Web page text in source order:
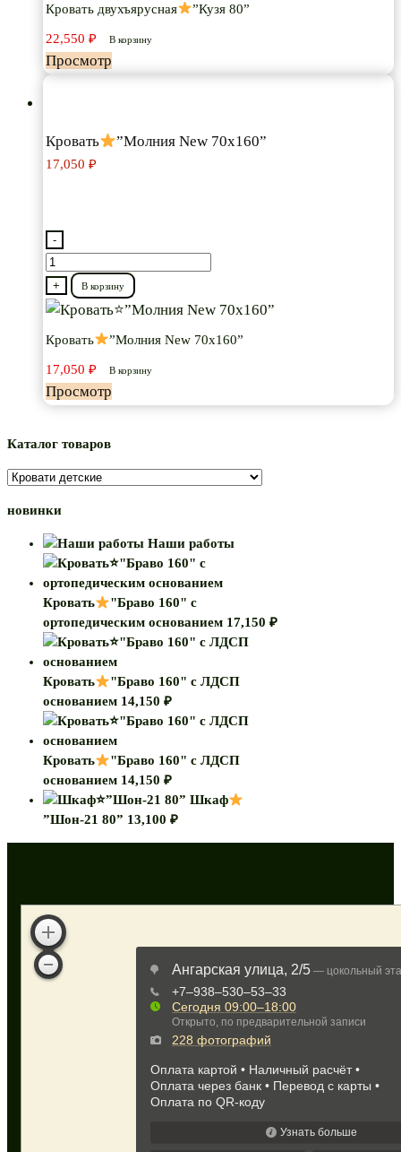
”Кузя
80”
Кровать двухъярусная ”Кузя 80”
22,550 ₽ В корзину
Просмотр
Кровать ”Молния New 70х160”
17,050 ₽
-
Количество
товара
Кровать
”Молния
New
70х160”
+ В корзину
Кровать ”Молния New 70х160”
17,050 ₽ В корзину
Просмотр
Каталог товаров
новинки
Наши работы
Кровать
"Браво 160" с
ортопедическим основанием 17,150 ₽
Кровать
"Браво 160" с ЛДСП
основанием 14,150 ₽
Кровать
"Браво 160" с ЛДСП
основанием 14,150 ₽
Шкаф
”Шон-21 80” 13,100 ₽